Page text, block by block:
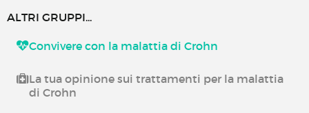
ALTRI GRUPPI...
Convivere con la malattia di Crohn
La tua opinione sui trattamenti per la malattia
di Crohn